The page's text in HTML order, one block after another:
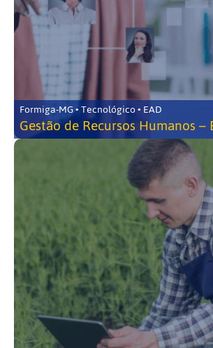
Formiga-MG • Tecnológico • EAD
Gestão de Recursos Humanos –